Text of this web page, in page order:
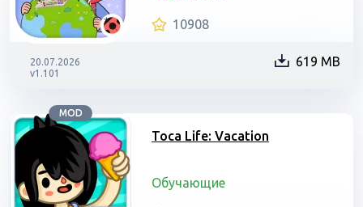
10908
20.07.2026
v1.101
619 MB
MOD
Toca Life: Vacation
Обучающие